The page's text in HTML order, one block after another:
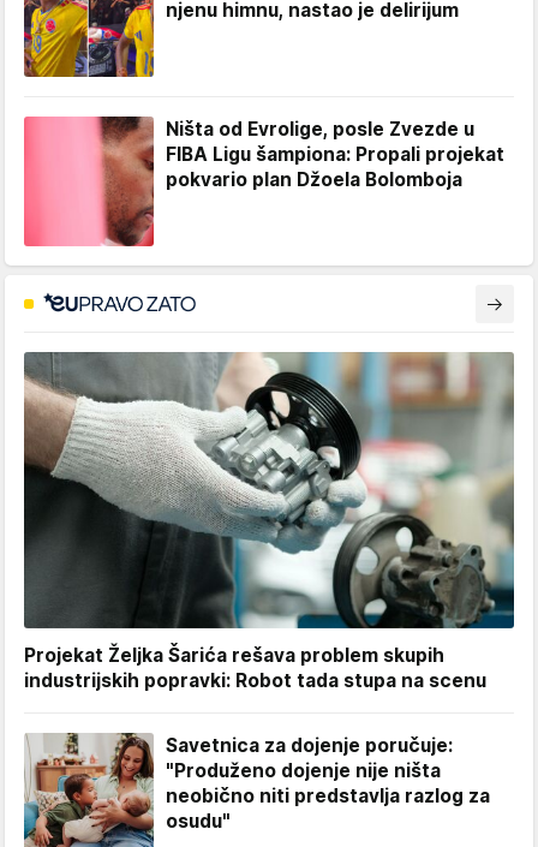
njenu himnu, nastao je delirijum
Ništa od Evrolige, posle Zvezde u
FIBA Ligu šampiona: Propali projekat
pokvario plan Džoela Bolomboja
Projekat Željka Šarića rešava problem skupih
industrijskih popravki: Robot tada stupa na scenu
Savetnica za dojenje poručuje:
"Produženo dojenje nije ništa
neobično niti predstavlja razlog za
osudu"